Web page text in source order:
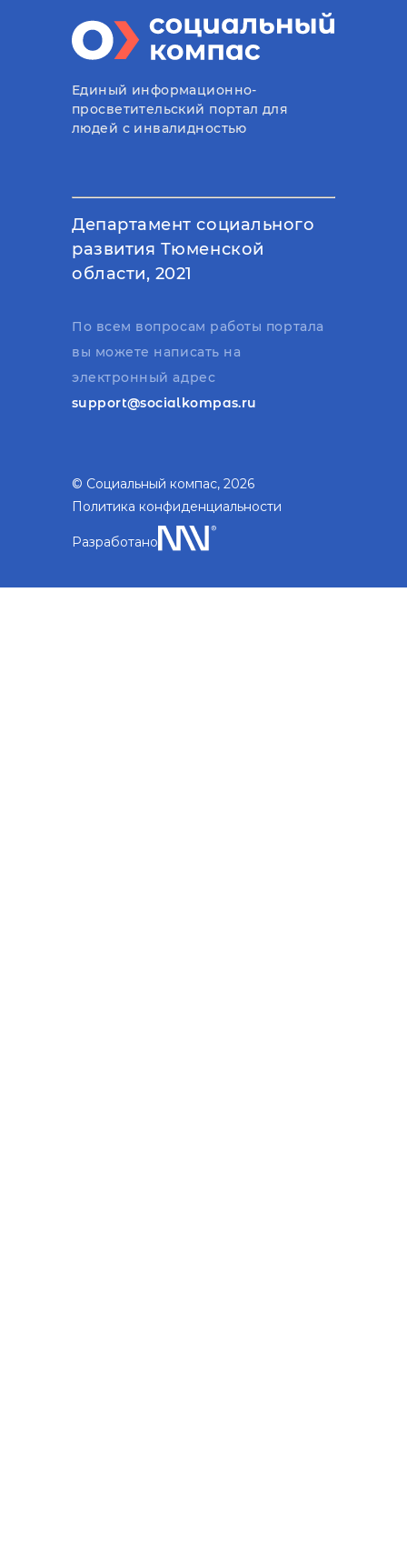
Единый информационно-
просветительский портал для
людей с инвалидностью
Департамент социального
развития Тюменской
области, 2021
По всем вопросам работы портала
вы можете написать на
электронный адрес
support@socialkompas.ru
© Социальный компас, 2026
Политика конфиденциальности
Разработано